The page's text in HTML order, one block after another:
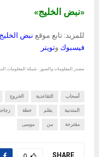
«نبض الخليج»
للمزيد: تابع موقع نبض الخليج
فيسبوك وتويتر
مصدر المعلومات والصور : شبكة المعلومات
أصحاب التقاعدية الخروج
المتدنية بقلم خطة
مقترحة من موسى
SHARE